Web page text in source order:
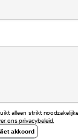
Scheldemonitor
alleen strikt
ons privacybeleid.
akkoord